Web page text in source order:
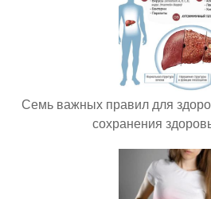
Семь важных правил для
сохранения